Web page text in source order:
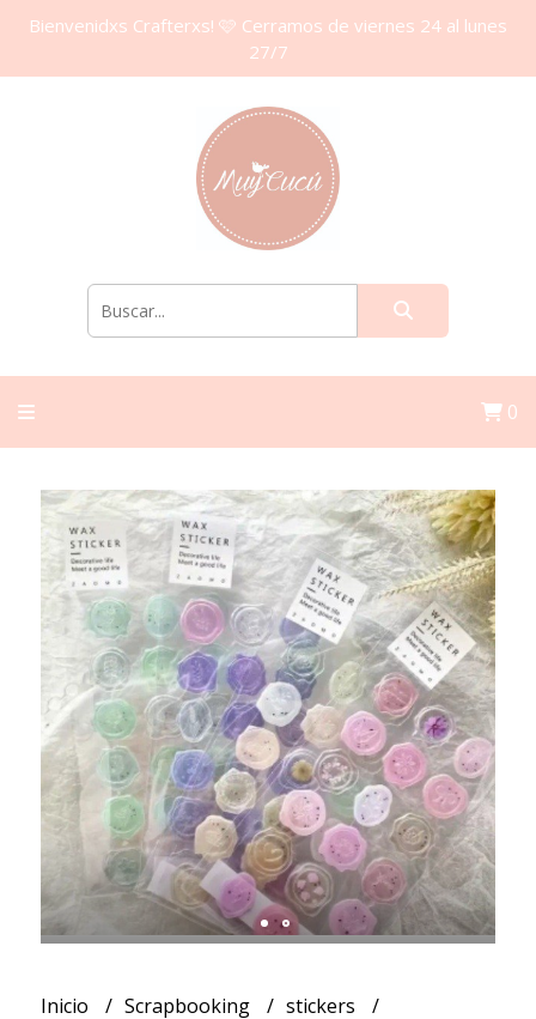
Bienvenidxs Crafterxs! 🩷 Cerramos de viernes 24 al lunes
27/7
0
Inicio Scrapbooking
stickers